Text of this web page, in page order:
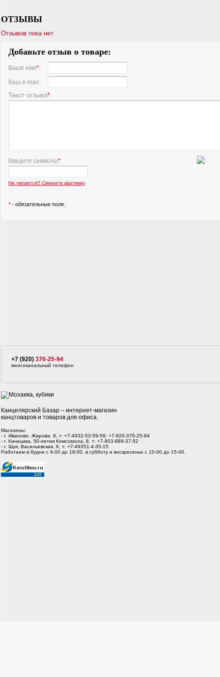
ОТЗЫВЫ
Отзывов пока нет
Добавьте отзыв о товаре:
Ваше имя*:
Ваш e-mail:
Текст отзыва*:
Введите символы*:
Не читается? Смените картинку
* - обязательные поля.
+7 (920) 376-25-94
многоканальный телефон
Канцелярский Базар – интернет-магазин
канцтоваров и товаров для офиса.
Магазины:
- г. Иваново, Жарова, 8, т: +7-4932-53-59-59; +7-920-376-25-94
- г. Кинешма, 50-летия Комсомола, 8, т: +7-903-889-37-52
- г. Шуя, Васильевская, 6, т: +7-49351-4-35-15
Работаем в будни с 9-00 до 18-00, в субботу и воскресенье с 10-00 до 15-00.